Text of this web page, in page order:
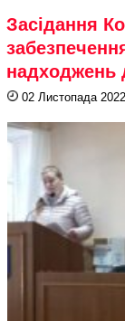
Засідання
02 Листопада